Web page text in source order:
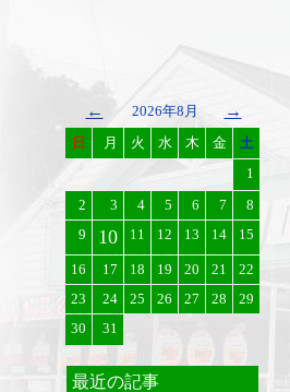
← 2026年8月 →
日 月 火 水 木 金
土
1
2
3 4 5 6 7
8
9
10 11 12 13 14 15
16 17 18 19 20 21
22
23
24 25 26 27 28
29
30
31
最近の記事